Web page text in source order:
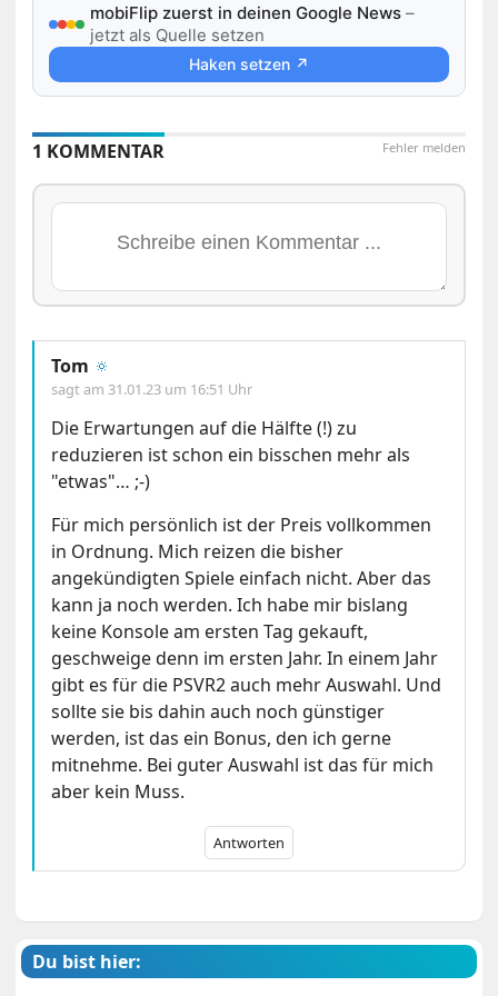
mobiFlip zuerst in deinen Google News –
jetzt als Quelle setzen
Haken setzen ↗
Fehler melden
1 KOMMENTAR
Tom 🔅
sagt am 31.01.23 um 16:51 Uhr
Die Erwartungen auf die Hälfte (!) zu
reduzieren ist schon ein bisschen mehr als
"etwas"… ;-)
Für mich persönlich ist der Preis vollkommen
in Ordnung. Mich reizen die bisher
angekündigten Spiele einfach nicht. Aber das
kann ja noch werden. Ich habe mir bislang
keine Konsole am ersten Tag gekauft,
geschweige denn im ersten Jahr. In einem Jahr
gibt es für die PSVR2 auch mehr Auswahl. Und
sollte sie bis dahin auch noch günstiger
werden, ist das ein Bonus, den ich gerne
mitnehme. Bei guter Auswahl ist das für mich
aber kein Muss.
Antworten
Du bist hier: